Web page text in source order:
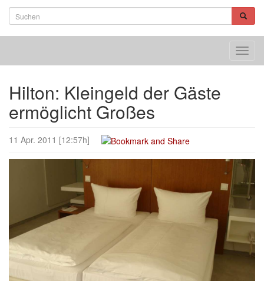
Hilton: Kleingeld der Gäste
ermöglicht Großes
11 Apr. 2011 [12:57h]